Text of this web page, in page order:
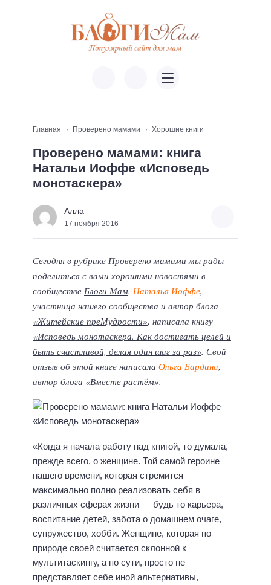
Главная Проверено мамами Хорошие книги
Проверено мамами: книга
Натальи Иоффе «Исповедь
монотаскера»
Алла
17 ноября 2016
Сегодня в рубрике Проверено мамами мы рады
поделиться с вами хорошими новостями в
сообществе Блоги Мам. Наталья Иоффе,
участница нашего сообщества и автор блога
«Житейские преМудрости», написала книгу
«Исповедь монотаскера. Как достигать целей и
быть счастливой, делая один шаг за раз». Свой
отзыв об этой книге написала Ольга Бардина,
автор блога «Вместе растём».
«Когда я начала работу над книгой, то думала,
прежде всего, о женщине. Той самой героине
нашего времени, которая стремится
максимально полно реализовать себя в
различных сферах жизни — будь то карьера,
воспитание детей, забота о домашнем очаге,
супружество, хобби. Женщине, которая по
природе своей считается склонной к
мультитаскингу, а по сути, просто не
представляет себе иной альтернативы,